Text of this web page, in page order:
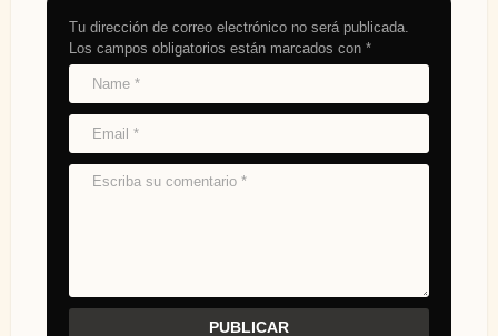
Tu dirección de correo electrónico no será publicada.
Los campos obligatorios están marcados con *